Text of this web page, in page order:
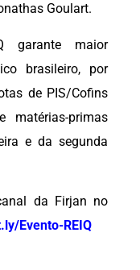
Goulart.
garante maior
brasileiro, por
de PIS/Cofins
matérias-primas
e da segunda
da Firjan no
Evento-REIQ